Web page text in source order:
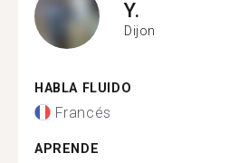
Y.
Dijon
HABLA FLUIDO
Francés
APRENDE